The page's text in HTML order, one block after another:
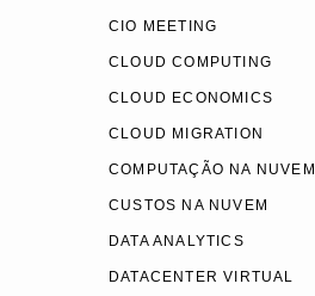
CIO MEETING
CLOUD COMPUTING
CLOUD ECONOMICS
CLOUD MIGRATION
COMPUTAÇÃO NA NUVEM
CUSTOS NA NUVEM
DATA ANALYTICS
DATACENTER VIRTUAL